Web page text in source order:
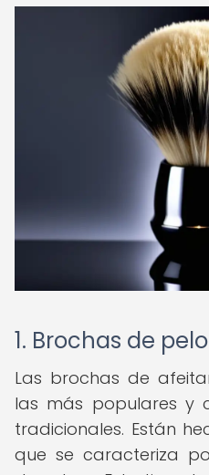
1. Brochas de
Las brochas de
las más populares y
tradicionales. Están
que se caracteriza